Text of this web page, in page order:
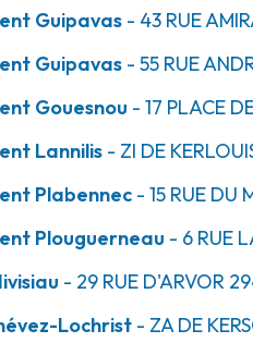
Guipavas - 43 RUE
Guipavas - 55 RUE
Gouesnou - 17 PLACE
Lannilis - ZI DE
Plabennec - 15 RUE DU
Plouguerneau - 6 RUE
- 29 RUE D'ARVOR
Lochrist - ZA DE